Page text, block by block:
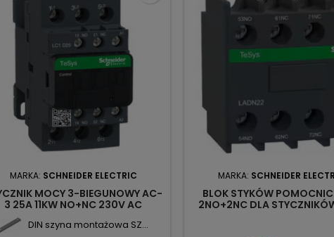
MARKA: SCHNEIDER ELECTRIC
MOCY 3-BIEGUNOWY AC-
3 25A 11KW NO+NC 230V AC
LC1D25P5 SCHNEIDER ELECTRIC
DIN szyna montażowa SZ...
MARKA: SCHNEIDER
BLOK STYKÓW
2NO+2NC DLA